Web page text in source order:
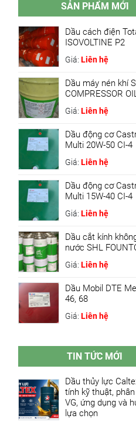
SẢN PHẨM MỚI
Dầu cách điện
ISOVOLTINE P2
Giá: Liên hệ
Dầu máy nén khí
COMPRESSOR
Giá: Liên hệ
Dầu động cơ
Multi 20W-50 CI-4
Giá: Liên hệ
Dầu động cơ
Multi 15W-40 CI-4
Giá: Liên hệ
Dầu cắt kính
nước SHL
Giá: Liên hệ
Dầu Mobil DTE
46, 68
Giá: Liên hệ
TIN TỨC MỚI
Dầu thủy lực
tính kỹ thuật,
VG, ứng dụng và
lựa chọn